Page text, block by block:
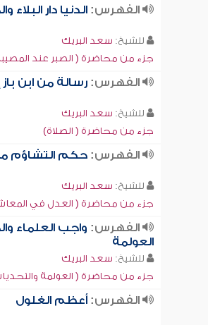
الفهرس:الدنيا دار البلاء
للشيخ: سعد البريك
جزء من محاضرة ( الصبر عند المصيبة
الفهرس:رسالة من ابن باز
للشيخ: سعد البريك
جزء من محاضرة ( الصلاة)
الفهرس:حكم التشاؤم
للشيخ: سعد البريك
جزء من محاضرة ( العدل في
الفهرس: واجب العلماء
العولمة
للشيخ: سعد البريك
جزء من محاضرة ( العولمة والتحديات
الفهرس:أعظم الغلول